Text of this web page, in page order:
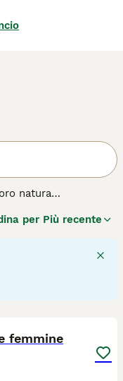
natura
ed è una vera
per Più recente
femmine